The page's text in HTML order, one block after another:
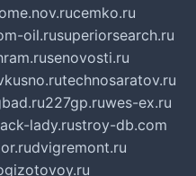
cemko.ru
oil.rusuperiorsearch.ru
senovosti.ru
technosaratov.ru
227gp.ruwes-ex.ru
lady.rustroy-db.com
dvigremont.ru